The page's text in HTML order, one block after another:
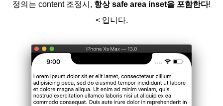
정의는 content 조정시, 항상 safe area inset을 포함한다!
< 입니다.